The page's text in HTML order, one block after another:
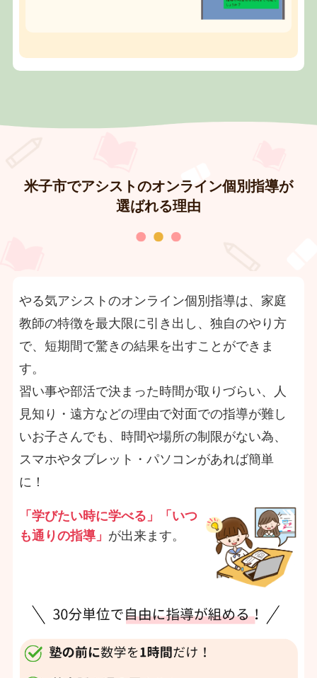
米子市でアシストのオンライン個別指導が
選ばれる理由
やる気アシストのオンライン個別指導は、家庭
教師の特徴を最大限に引き出し、独自のやり方
で、短期間で驚きの結果を出すことができま
す。
習い事や部活で決まった時間が取りづらい、人
見知り・遠方などの理由で対面での指導が難し
いお子さんでも、時間や場所の制限がない為、
スマホやタブレット・パソコンがあれば簡単
に！
「学びたい時に学べる」「いつ
も通りの指導」 が出来ます。